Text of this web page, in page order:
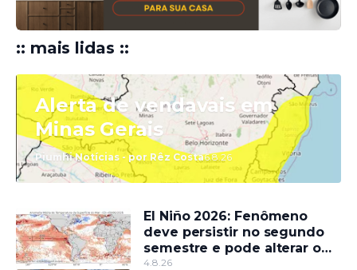
:: mais lidas ::
Alerta de vendavais em
Minas Gerais
Piumhi Notícias - por Rêz Costa6.8.26
El Niño 2026: Fenômeno
deve persistir no segundo
semestre e pode alterar o
regime de chuvas
4.8.26